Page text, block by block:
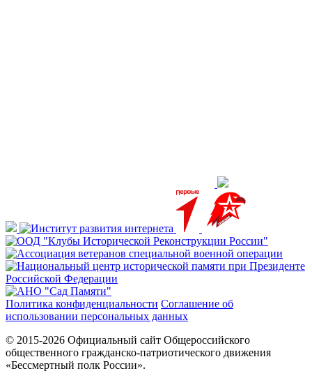
Политика конфиденциальности Соглашение об
использовании персональных данных
© 2015-2026 Официальный сайт Общероссийского
общественного гражданско-патриотического движения
«Бессмертный полк России».